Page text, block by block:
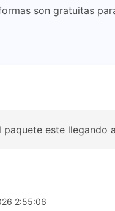
son gratuitas
paquete este llegando
2:55:06